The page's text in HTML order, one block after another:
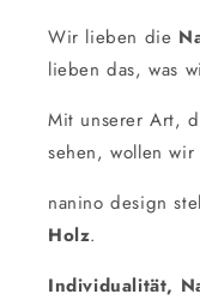
Wir lieben die
lieben das, was
Mit unserer Art,
sehen, wollen wir
nanino design
Holz.
Individualität,